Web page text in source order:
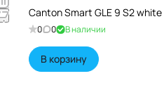
Canton Smart GLE 9 S2
0 0 В наличии
В корзину